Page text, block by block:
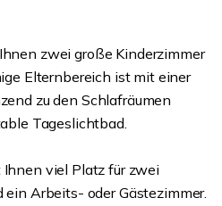
zwei große Kinderzimmer
Elternbereich ist mit einer
zu den Schlafräumen
Tageslichtbad.
viel Platz für zwei
Arbeits- oder Gästezimmer.